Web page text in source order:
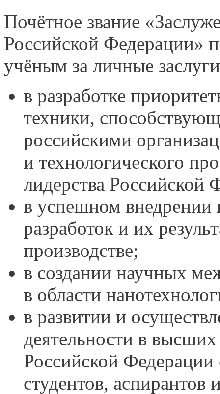
Почётное звание
Российской Федерации»
учёным за личные
в разработке
техники,
российскими
и технологического
лидерства
в успешном внедрении
разработок и их
производстве;
в создании научных
в области
в развитии и
деятельности в
Российской Федерации
студентов,